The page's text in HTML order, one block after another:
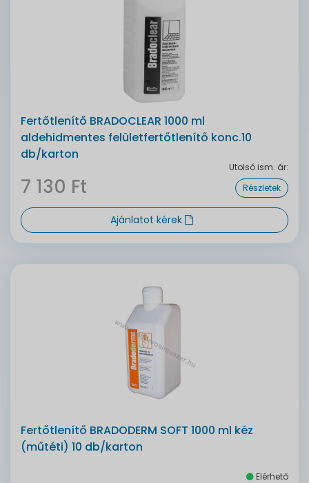
Fertőtlenítő BRADOCLEAR 1000 ml
aldehidmentes felületfertőtlenítő konc.10
db/karton
Utolsó ism. ár:
7 130 Ft Részletek
Ajánlatot kérek
Fertőtlenítő BRADODERM SOFT 1000 ml kéz
(műtéti) 10 db/karton
Elérhető